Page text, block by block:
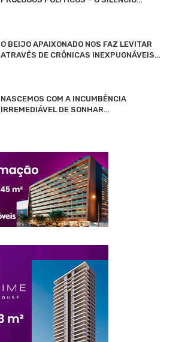
O BEIJO APAIXONADO NOS FAZ LEVITAR
ATRAVÉS DE CRÔNICAS INEXPUGNÁVEIS…
NASCEMOS COM A INCUMBÊNCIA
IRREMEDIÁVEL DE SONHAR…